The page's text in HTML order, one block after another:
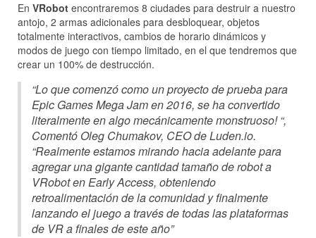
En VRobot encontraremos 8 ciudades para destruir a nuestro
antojo, 2 armas adicionales para desbloquear, objetos
totalmente interactivos, cambios de horario dinámicos y
modos de juego con tiempo limitado, en el que tendremos que
crear un 100% de destrucción.
“Lo que comenzó como un proyecto de prueba para
Epic Games Mega Jam en 2016, se ha convertido
literalmente en algo mecánicamente monstruoso! “,
Comentó Oleg Chumakov, CEO de Luden.io.
“Realmente estamos mirando hacia adelante para
agregar una gigante cantidad tamaño de robot a
VRobot en Early Access, obteniendo
retroalimentación de la comunidad y finalmente
lanzando el juego a través de todas las plataformas
de VR a finales de este año”